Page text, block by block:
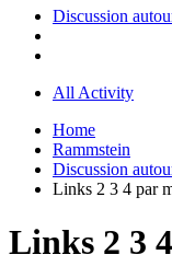
Discussion
All Activity
Home
Rammstein
Discussion
Links 2 3 4 par
Links 2 3